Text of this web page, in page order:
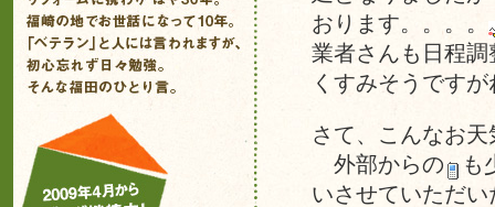
おります。。。。
業者さんも日程
くすみそうですが
さて、こんなお
外部からの
も
いさせていただ